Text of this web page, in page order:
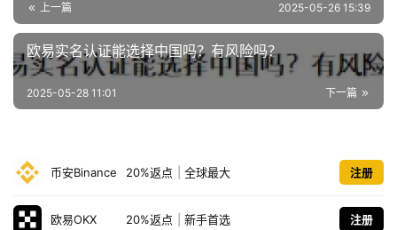
上一篇 2025-05-26 15:39
欧易实名认证能选择中国吗？有风险吗？
下一篇
2025-05-28 11:01
币安Binance 20%返点 全球最大 注册
欧易OKX 20%返点 新手首选 注册